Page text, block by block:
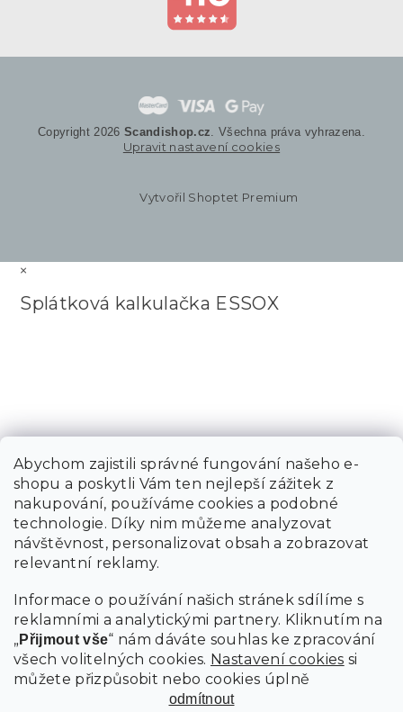
Abychom zajistili správné fungování našeho e-
shopu a poskytli Vám ten nejlepší zážitek z
nakupování, používáme cookies a podobné
technologie. Díky nim můžeme analyzovat
návštěvnost, personalizovat obsah a zobrazovat
relevantní reklamy.
Informace o používání našich stránek sdílíme s
reklamními a analytickými partnery. Kliknutím na
„Přijmout vše“ nám dáváte souhlas ke zpracování
všech volitelných cookies. Nastavení cookies si
můžete přizpůsobit nebo cookies úplně
odmítnout
Vytvořil Shoptet Premium
Copyright 2026 Scandishop.cz . Všechna práva vyhrazena.
Upravit nastavení cookies
×
Splátková kalkulačka ESSOX